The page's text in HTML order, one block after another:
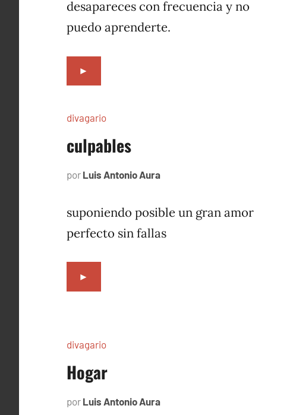
desapareces con frecuencia y no
puedo aprenderte.
►
divagario
culpables
por Luis Antonio Aura
1996
suponiendo posible un gran amor
perfecto sin fallas
►
divagario
Hogar
por Luis Antonio Aura